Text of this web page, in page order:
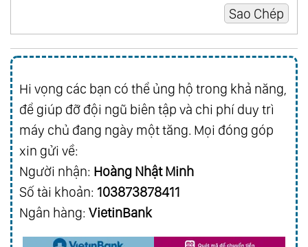
Hi vọng các bạn có thể ủng hộ trong khả năng,
để giúp đỡ đội ngũ biên tập và chi phí duy trì
máy chủ đang ngày một tăng. Mọi đóng góp
xin gửi về:
Người nhận: Hoàng Nhật Minh
Số tài khoản: 103873878411
Ngân hàng: VietinBank